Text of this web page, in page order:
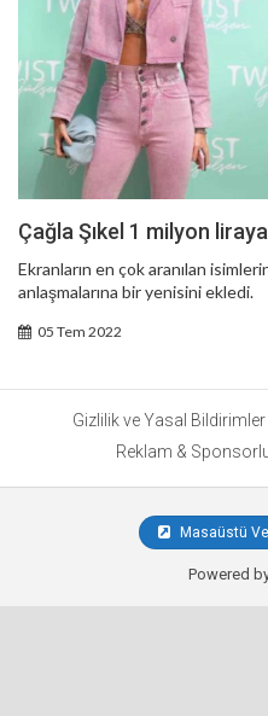
Çağla Şıkel 1 milyon
Ekranların en çok aranılan
anlaşmalarına bir yenisini ekledi.
05 Tem 2022
Gizlilik ve Yasal Bildirimler
Reklam &
Masaüstü
Powered